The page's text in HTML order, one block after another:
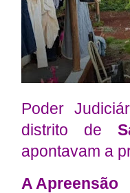
Poder
distrito de
apontavam a
A Apreensão